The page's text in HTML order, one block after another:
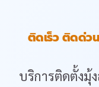
ติดเร็ว ติดด่ว
บริการติดตั้งมุ้